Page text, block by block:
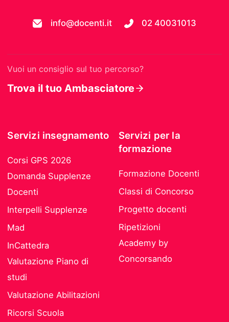
info@docenti.it 02 40031013
Vuoi un consiglio sul tuo percorso?
Trova il tuo Ambasciatore
Servizi insegnamento
Corsi GPS 2026
Domanda Supplenze
Docenti
Interpelli Supplenze
Mad
InCattedra
Valutazione Piano di
studi
Valutazione Abilitazioni
Ricorsi Scuola
Servizi per la
formazione
Formazione Docenti
Classi di Concorso
Progetto docenti
Ripetizioni
Academy by
Concorsando